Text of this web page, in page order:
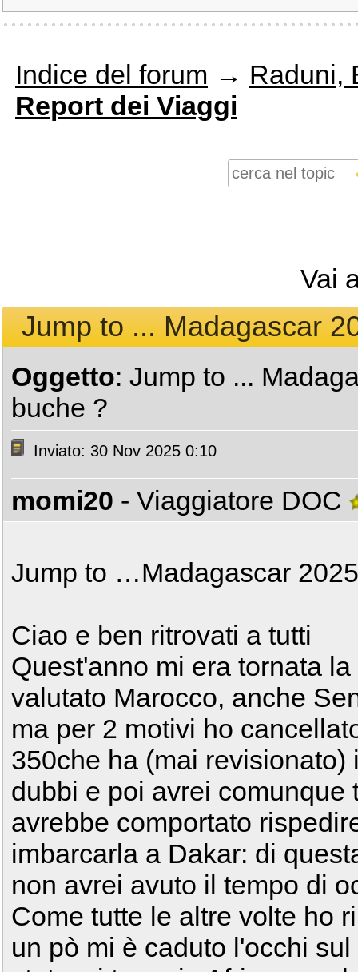
Indice del forum → Raduni,
Report dei Viaggi
Vai
Jump to ... Madagascar
Oggetto: Jump to ...
buche ?
Inviato: 30 Nov 2025 0:10
momi20 - Viaggiatore DOC
Jump to …Madagascar
Ciao e ben ritrovati a tutti
Quest'anno mi era tornata
valutato Marocco, anche
ma per 2 motivi ho
350che ha (mai
dubbi e poi avrei
avrebbe comportato
imbarcarla a Dakar: di
non avrei avuto il tempo di
Come tutte le altre volte ho
un pò mi è caduto l'occhi